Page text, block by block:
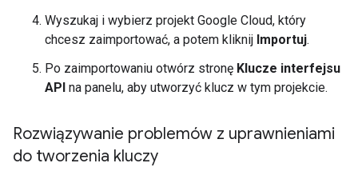
Wyszukaj i wybierz projekt Google Cloud, który
chcesz zaimportować, a potem kliknij Importuj.
Po zaimportowaniu otwórz stronę Klucze interfejsu
API na panelu, aby utworzyć klucz w tym projekcie.
Rozwiązywanie problemów z uprawnieniami
do tworzenia kluczy